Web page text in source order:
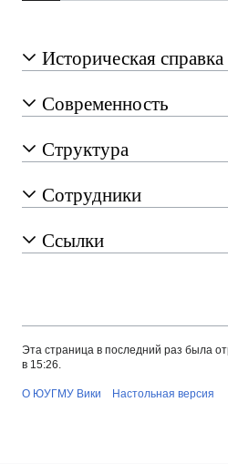
Историческая справка
Современность
Структура
Сотрудники
Ссылки
Эта страница в последний раз была
в 15:26.
О ЮУГМУ Вики Настольная версия